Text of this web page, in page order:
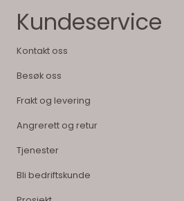
Kundeservice
Kontakt oss
Besøk oss
Frakt og levering
Angrerett og retur
Tjenester
Bli bedriftskunde